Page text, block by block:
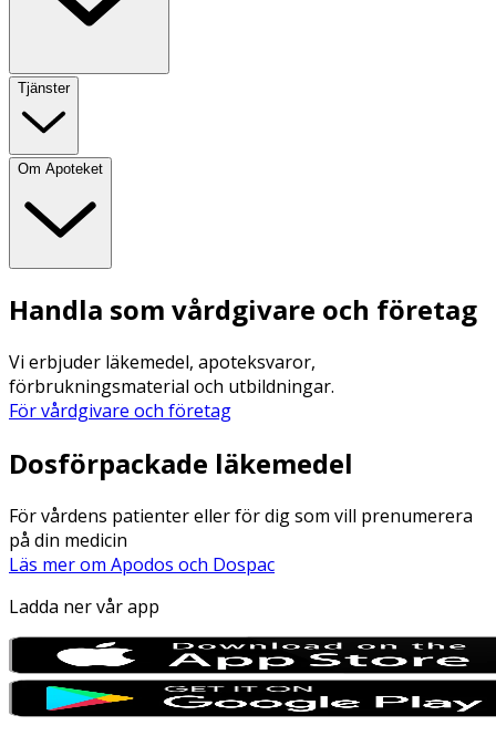
Tjänster
Om Apoteket
Handla som vårdgivare och företag
Vi erbjuder läkemedel, apoteksvaror,
förbrukningsmaterial och utbildningar.
För vårdgivare och företag
Dosförpackade läkemedel
För vårdens patienter eller för dig som vill prenumerera
på din medicin
Läs mer om Apodos och Dospac
Ladda ner vår app